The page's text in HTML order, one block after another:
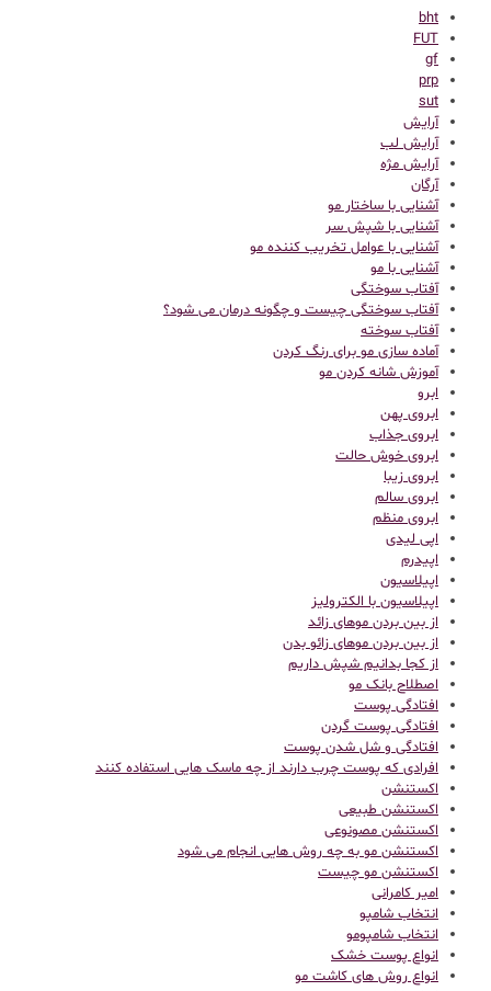
bht
FUT
gf
prp
sut
آرایش
آرایش لب
آرایش مژه
آرگان
آشنایی با ساختار مو
آشنایی با شپش سر
آشنایی با عوامل تخریب کننده مو
آشنایی با مو
آفتاب سوختگی
آفتاب سوختگی چیست و چگونه درمان می شود؟
آفتاب سوخته
آماده سازی مو برای رنگ کردن
آموزش شانه کردن مو
ابرو
ابروی پهن
ابروی جذاب
ابروی خوش حالت
ابروی زیبا
ابروی سالم
ابروی منظم
اپی لیدی
اپیدرم
اپیلاسیون
اپیلاسیون با الکترولیز
از بین بردن موهای زائد
از بین بردن موهای زائو بدن
از کجا بدانیم شپش داریم
اصطلاح بانک مو
افتادگی پوست
افتادگی پوست گردن
افتادگی و شل شدن پوست
افرادی که پوست چرب دارند از چه ماسک هایی استفاده کنند
اکستنشن
اکستنشن طبیعی
اکستنشن مصونوعی
اکستنشن مو به چه روش هایی انجام می شود
اکستنشن مو چیست
امیر کامرانی
انتخاب شامپو
انتخاب شامپومو
انواع پوست خشک
انواع روش های کاشت مو